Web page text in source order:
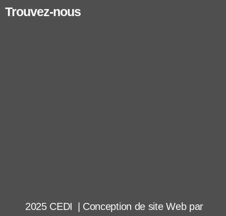
Trouvez-nous
2025 CEDI
Conception de site Web par